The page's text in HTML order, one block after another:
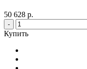
50 628 р.
-
Купить